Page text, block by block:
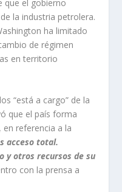
que el gobierno
la industria petrolera.
ha limitado
de régimen
en territorio
“está a cargo” de la
que el país forma
referencia a la
acceso total.
y otros recursos de su
con la prensa a